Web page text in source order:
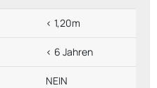
< 1,20m
< 6 Jahren
NEIN